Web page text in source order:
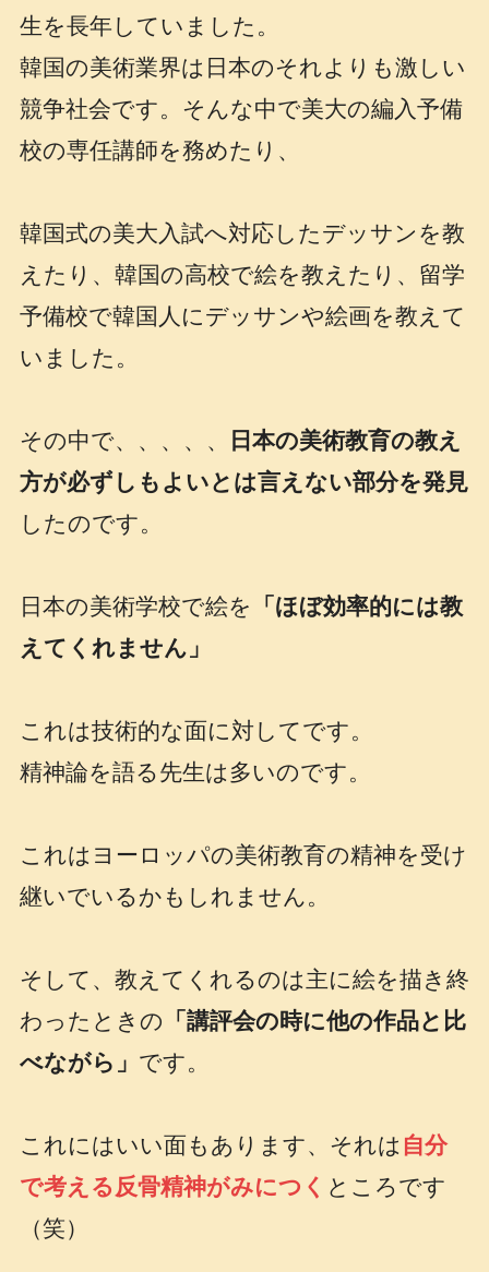
生を長年していました。
韓国の美術業界は日本のそれよりも激しい
競争社会です。そんな中で美大の編入予備
校の専任講師を務めたり、
韓国式の美大入試へ対応したデッサンを教
えたり、韓国の高校で絵を教えたり、留学
予備校で韓国人にデッサンや絵画を教えて
いました。
その中で、、、、、
日本の美術教育の教え
方が必ずしもよいとは言えない部分を発見
したのです。
日本の美術学校で絵を
「ほぼ効率的には教
えてくれません」
これは技術的な面に対してです。
精神論を語る先生は多いのです。
これはヨーロッパの美術教育の精神を受け
継いでいるかもしれません。
そして、教えてくれるのは主に絵を描き終
わったときの 「講評会の時に他の作品と比
べながら」 です。
これにはいい面もあります、それは 自分
で考える反骨精神がみにつく ところです
（笑）